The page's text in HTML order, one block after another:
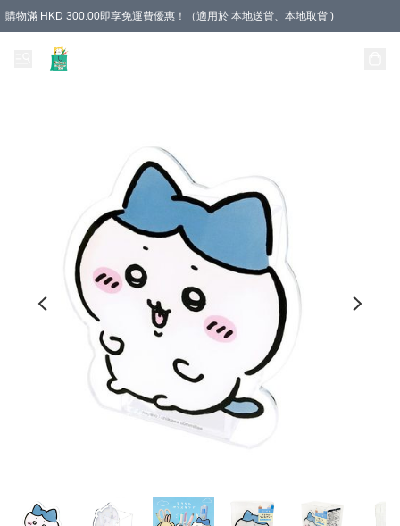
購物滿 HKD 300.00即享免運費優惠！（適用於 本地送貨、本地取貨 )